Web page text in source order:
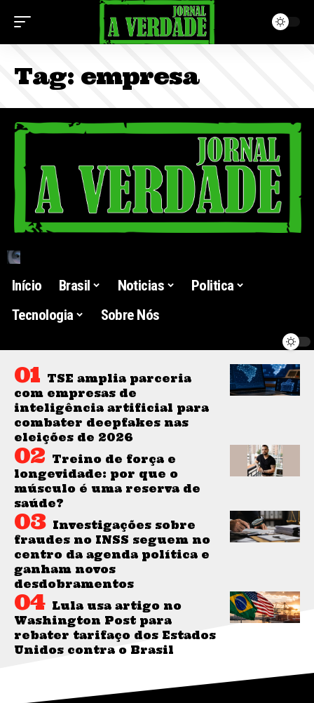
Tag: empresa
Início Brasil Noticias
Politica
Tecnologia
Sobre Nós
TSE amplia parceria
com empresas de
inteligência artificial para
combater deepfakes nas
eleições de 2026
Treino de força e
longevidade: por que o
músculo é uma reserva de
saúde?
Investigações sobre
fraudes no INSS seguem no
centro da agenda política e
ganham novos
desdobramentos
Lula usa artigo no
Washington Post para
rebater tarifaço dos Estados
Unidos contra o Brasil